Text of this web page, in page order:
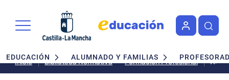
Navegación principal
EDUCACIÓN ALUMNADO Y FAMILIAS
Inicio Biblioteca Normativa Formación Profesional
de